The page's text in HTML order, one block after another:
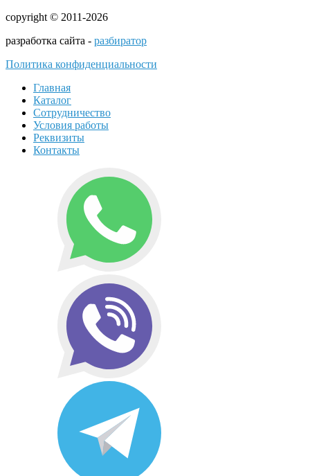
copyright © 2011-2026
разработка сайта - разбиратор
Политика конфиденциальности
Главная
Каталог
Сотрудничество
Условия работы
Реквизиты
Контакты